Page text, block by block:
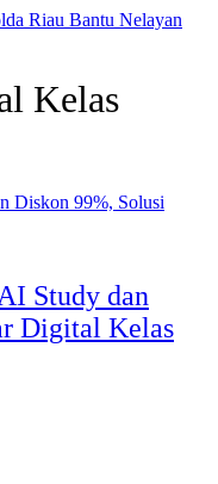
Riau Bantu Nelayan
Kelas
Study dan
Digital Kelas